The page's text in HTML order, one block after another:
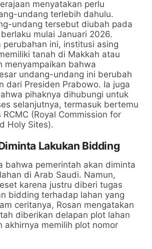
menyatakan perlu
undang terlebih dahulu.
undang tersebut diubah pada
mulai Januari 2026.
perubahan ini, institusi asing
tanah di Makkah atau
menyampaikan bahwa
undang-undang ini berubah
dari Presiden Prabowo. Ia juga
pihaknya dihubungi untuk
selanjutnya, termasuk bertemu
(Royal Commission for
Holy Sites).
Lakukan Bidding
bahwa pemerintah akan diminta
di Arab Saudi. Namun,
karena justru diberi tugas
bidding terhadap lahan yang
ceritanya, Rosan mengatakan
diberikan delapan plot lahan
akhirnya memilih plot nomor